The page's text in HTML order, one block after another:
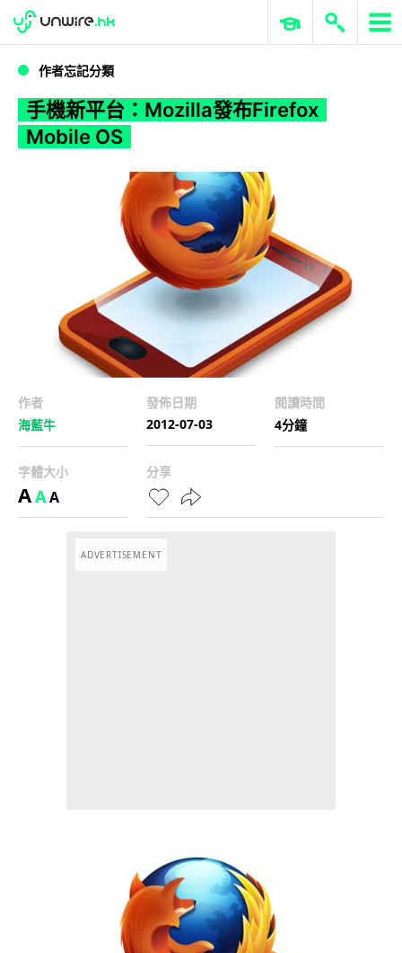
WWDC 2026 ERP 與商業 AI
作者忘記分類
手機新平台：Mozilla發布Firefox
Mobile OS
作者
海藍牛
發佈日期
2012-07-03
閱讀時間
4分鐘
字體大小
AAA
分享
ADVERTISEMENT